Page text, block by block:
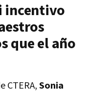
incentivo
que el año
CTERA,Sonia